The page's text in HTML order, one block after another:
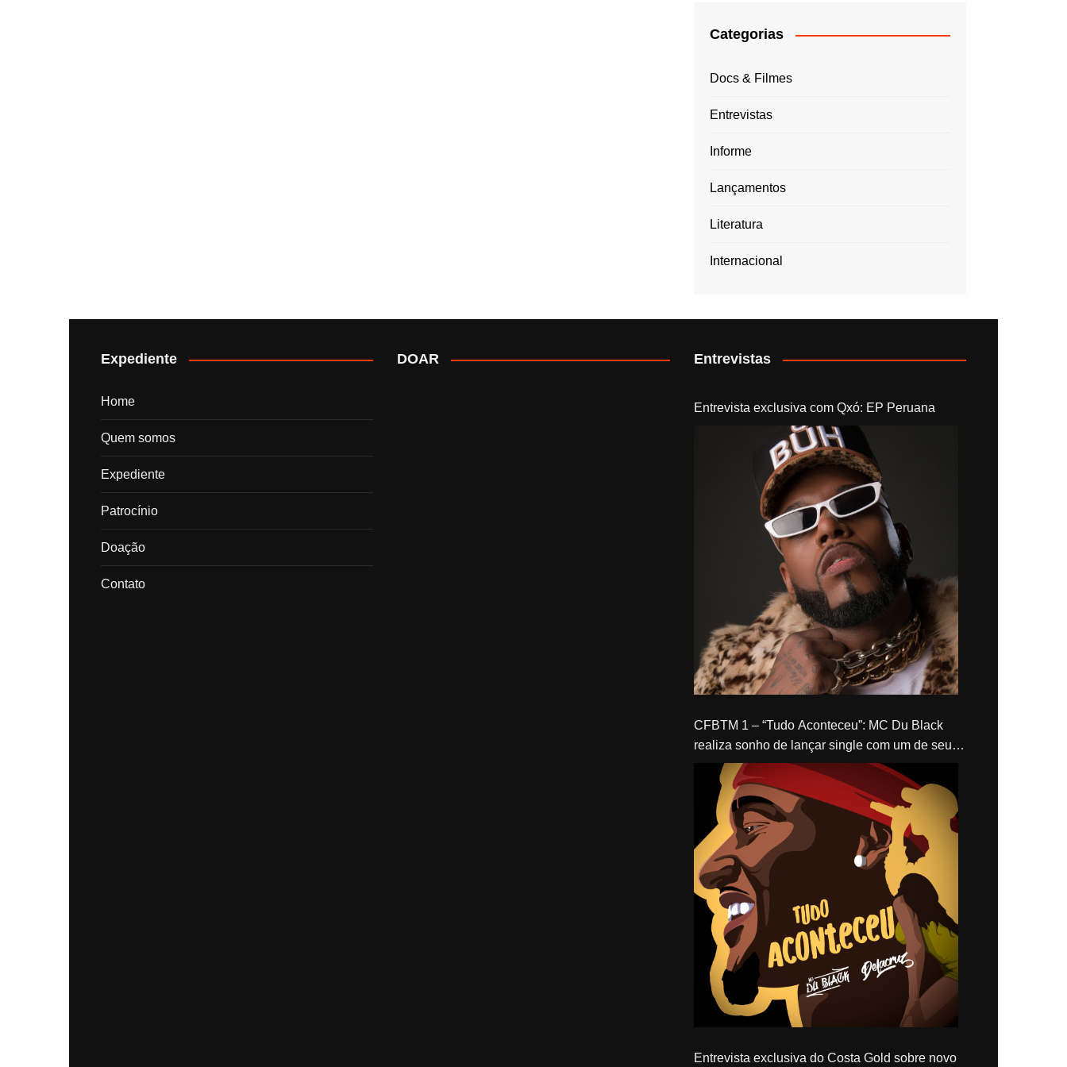
Categorias
Docs & Filmes
Entrevistas
Informe
Lançamentos
Literatura
Internacional
Expediente
Home
Quem somos
Expediente
Patrocínio
Doação
Contato
DOAR Entrevistas
Entrevista exclusiva com Qxó: EP Peruana
CFBTM 1 – “Tudo Aconteceu”: MC Du Black
realiza sonho de lançar single com um de seus
ídolos, Delacruz
Entrevista exclusiva do Costa Gold sobre novo